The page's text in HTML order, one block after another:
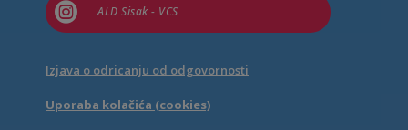
 ALD Sisak - VCS
Izjava o odricanju od odgovornosti
Uporaba kolačića (cookies)